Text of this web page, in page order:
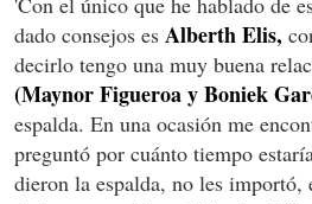
dado consejos es Alberth Elis,
decirlo tengo una muy buena
(Maynor Figueroa y Boniek
espalda. En una ocasión me
preguntó por cuánto tiempo
dieron la espalda, no les importó,